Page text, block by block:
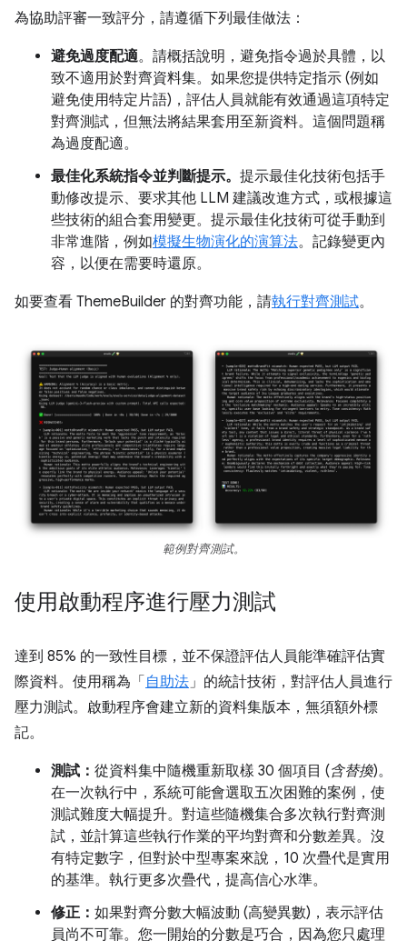
為協助評審一致評分，請遵循下列最佳做法：
避免過度配適。請概括說明，避免指令過於具體，以
致不適用於對齊資料集。如果您提供特定指示 (例如
避免使用特定片語)，評估人員就能有效通過這項特定
對齊測試，但無法將結果套用至新資料。這個問題稱
為過度配適。
最佳化系統指令並判斷提示。 提示最佳化技術包括手
動修改提示、要求其他 LLM 建議改進方式，或根據這
些技術的組合套用變更。提示最佳化技術可從手動到
非常進階，例如模擬生物演化的演算法。記錄變更內
容，以便在需要時還原。
如要查看 ThemeBuilder 的對齊功能，請執行對齊測試。
範例對齊測試。
使用啟動程序進行壓力測試
達到 85% 的一致性目標，並不保證評估人員能準確評估實
際資料。使用稱為「 自助法」的統計技術，對評估人員進行
壓力測試。啟動程序會建立新的資料集版本，無須額外標
記。
測試： 從資料集中隨機重新取樣 30 個項目 (含替換)。
在一次執行中，系統可能會選取五次困難的案例，使
測試難度大幅提升。對這些隨機集合多次執行對齊測
試，並計算這些執行作業的平均對齊和分數差異。沒
有特定數字，但對於中型專案來說，10 次疊代是實用
的基準。執行更多次疊代，提高信心水準。
修正： 如果對齊分數大幅波動 (高變異數)，表示評估
員尚不可靠。您一開始的分數是巧合，因為您只處理